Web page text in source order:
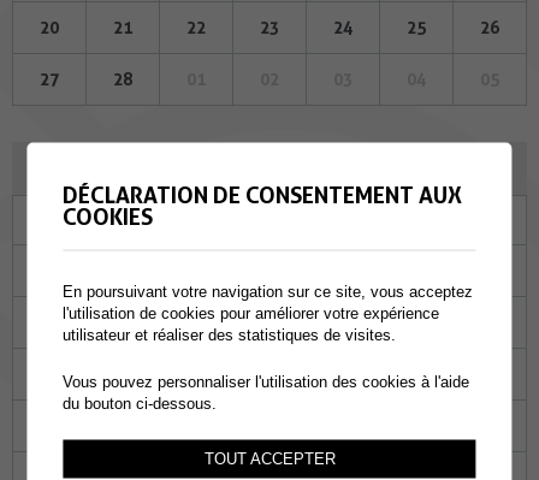
20 21 22 23 24 25 26
27 28
Ma
07 08 09 10 11
16 17 18
DÉCLARATION DE CONSENTEMENT AUX
COOKIES
En poursuivant votre navigation sur ce site, vous acceptez
l'utilisation de cookies pour améliorer votre expérience
utilisateur et réaliser des statistiques de visites.
Vous pouvez personnaliser l'utilisation des cookies à l'aide
du bouton ci-dessous.
TOUT ACCEPTER